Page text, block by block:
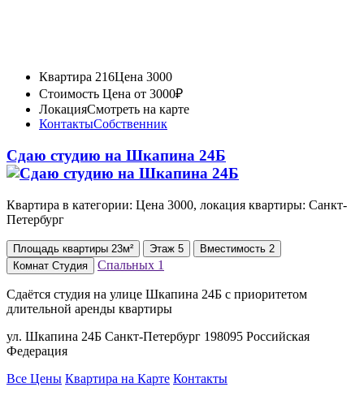
Квартира 216Цена 3000
Стоимость Цена от 3000₽
ЛокацияСмотреть на карте
КонтактыСобственник
Сдаю студию на Шкапина 24Б
Квартира в категории: Цена 3000, локация квартиры: Санкт-
Петербург
Площадь квартиры 23м² Этаж 5 Вместимость 2
Комнат Студия Спальных 1
Сдаётся студия на улице Шкапина 24Б с приоритетом
длительной аренды квартиры
ул. Шкапина 24Б Санкт-Петербург 198095 Российская
Федерация
Все Цены Квартира на Карте Контакты